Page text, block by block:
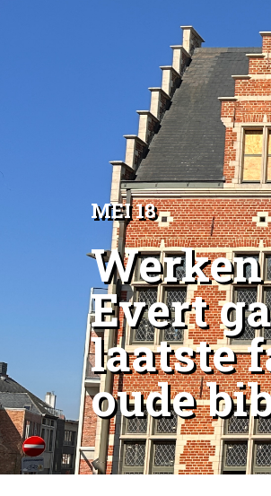
MEI 18
Evert
laatste
oude